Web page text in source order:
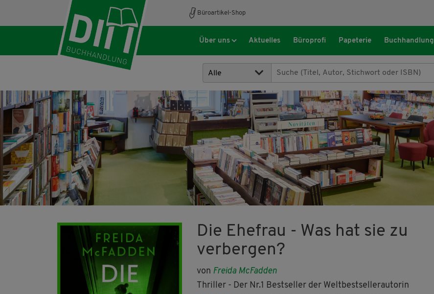
Büroartikel-Shop
Über uns Aktuelles Büroprofi Papeterie Buchhandlung
Die Ehefrau - Was hat sie zu
verbergen?
von Freida McFadden
Thriller - Der Nr.1 Bestseller der Weltbestsellerautorin